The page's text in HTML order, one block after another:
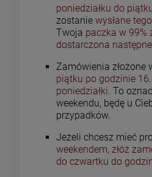
poniedziałku do
zostanie wysłane
Twoja paczka w 99%
dostarczona
Zamówienia złożone
piątku po godzinie
poniedziałki. To
weekendu, będę u
przypadków.
Jeżeli chcesz mieć
weekendem, złóż
do czwartku do